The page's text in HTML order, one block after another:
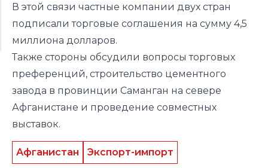
В этой связи частные компании двух стран
подписали торговые соглашения на сумму 4,5
миллиона долларов.
Также стороны обсудили вопросы торговых
преференций, строительство цементного
завода в провинции Саманган на севере
Афганистане и проведение совместных
выставок.
Афганистан Экспорт-импорт